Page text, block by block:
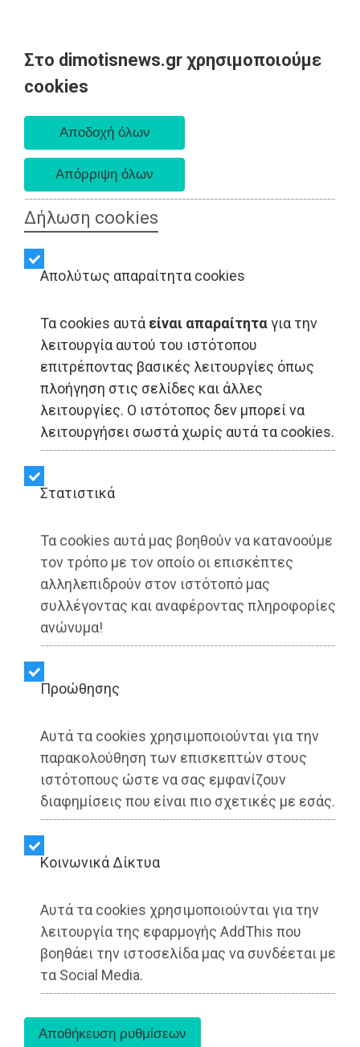
Στο dimotisnews.gr χρησιμοποιούμε
cookies
Δήλωση cookies
Απολύτως απαραίτητα cookies
Τα cookies αυτά είναι απαραίτηταγια την
λειτουργία αυτού του ιστότοπου
επιτρέποντας βασικές λειτουργίες όπως
πλοήγηση στις σελίδες και άλλες
λειτουργίες. Ο ιστότοπος δεν μπορεί να
λειτουργήσει σωστά χωρίς αυτά τα cookies.
Στατιστικά
Τα cookies αυτά μας βοηθούν να κατανοούμε
τον τρόπο με τον οποίο οι επισκέπτες
αλληλεπιδρούν στον ιστότοπό μας
συλλέγοντας και αναφέροντας πληροφορίες
ανώνυμα!
Προώθησης
Αυτά τα cookies χρησιμοποιούνται για την
παρακολούθηση των επισκεπτών στους
ιστότοπους ώστε να σας εμφανίζουν
διαφημίσεις που είναι πιο σχετικές με εσάς.
Kοινωνικά Δίκτυα
Αυτά τα cookies χρησιμοποιούνται για την
λειτουργία της εφαρμογής AddThis που
βοηθάει την ιστοσελίδα μας να συνδέεται με
τα Social Media.
LIFESTYLE - Ελλάδα
Πέθανε ο Διονύσης
Σαββόπουλος σε ηλικία
81 ετών
Share:
Dimotisnews | 21/10/2025 - 21:46
▶️ Ακούστε το κείμενο